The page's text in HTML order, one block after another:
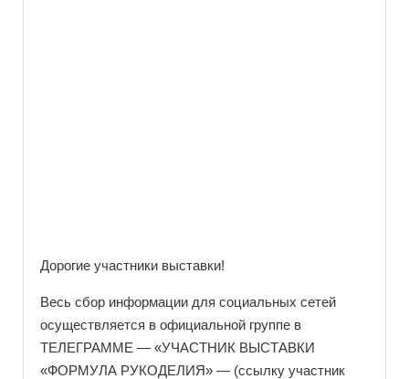
Дорогие участники выставки!
Весь сбор информации для социальных сетей
осуществляется в официальной группе в
ТЕЛЕГРАММЕ — «УЧАСТНИК ВЫСТАВКИ
«ФОРМУЛА РУКОДЕЛИЯ» — (ссылку участник